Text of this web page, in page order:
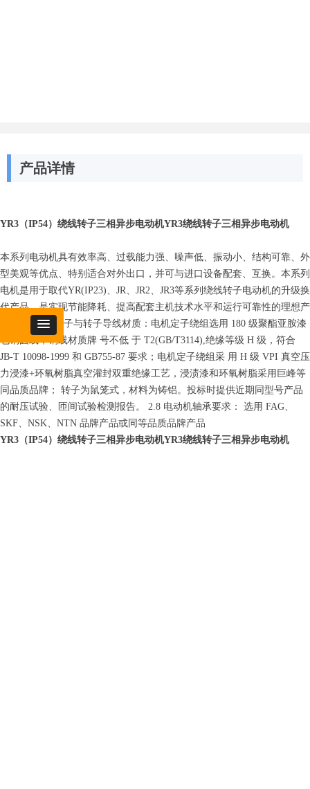
产品详情
YR3（IP54）绕线转子三相异步电动机YR3绕线转子三相异步电动机
本系列电动机具有效率高、过载能力强、噪声低、振动小、结构可靠、外
型美观等优点、特别适合对外出口，并可与进口设备配套、互换。本系列
电机是用于取代YR(IP23)、JR、JR2、JR3等系列绕线转子电动机的升级换
代产品，是实现节能降耗、提高配套主机技术水平和运行可靠性的理想产
品。2.7 电机定子与转子导线材质：电机定子绕组选用 180 级聚酯亚胺漆
包铜圆线，铜线材质牌 号不低 于 T2(GB/T3114),绝缘等级 H 级，符合
JB-T 10098-1999 和 GB755-87 要求；电机定子绕组采 用 H 级 VPI 真空压
力浸漆+环氧树脂真空灌封双重绝缘工艺，浸渍漆和环氧树脂采用巨峰等
同品质品牌； 转子为鼠笼式，材料为铸铝。投标时提供近期同型号产品
的耐压试验、匝间试验检测报告。 2.8 电动机轴承要求： 选用 FAG、
SKF、NSK、NTN 品牌产品或同等品质品牌产品
YR3（IP54）绕线转子三相异步电动机YR3绕线转子三相异步电动机